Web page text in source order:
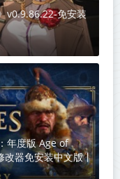
v0.9.86.22-免安装
年度版 Age of
器免安装中文版丨